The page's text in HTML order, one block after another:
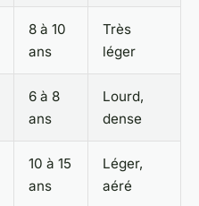
8 à 10
ans
Très
léger
6 à 8
ans
Lourd,
dense
10 à 15
ans
Léger,
aéré